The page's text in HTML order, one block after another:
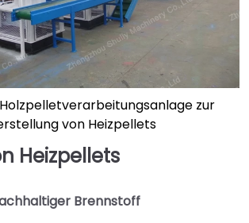
zur
von Heizpellets
Heizpellets
Brennstoff